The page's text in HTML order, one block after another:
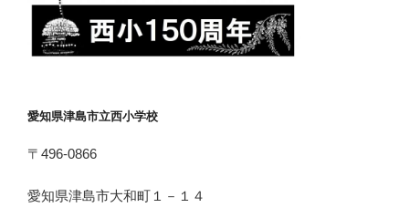
愛知県津島市立西小学校
〒496-0866
愛知県津島市大和町１－１４